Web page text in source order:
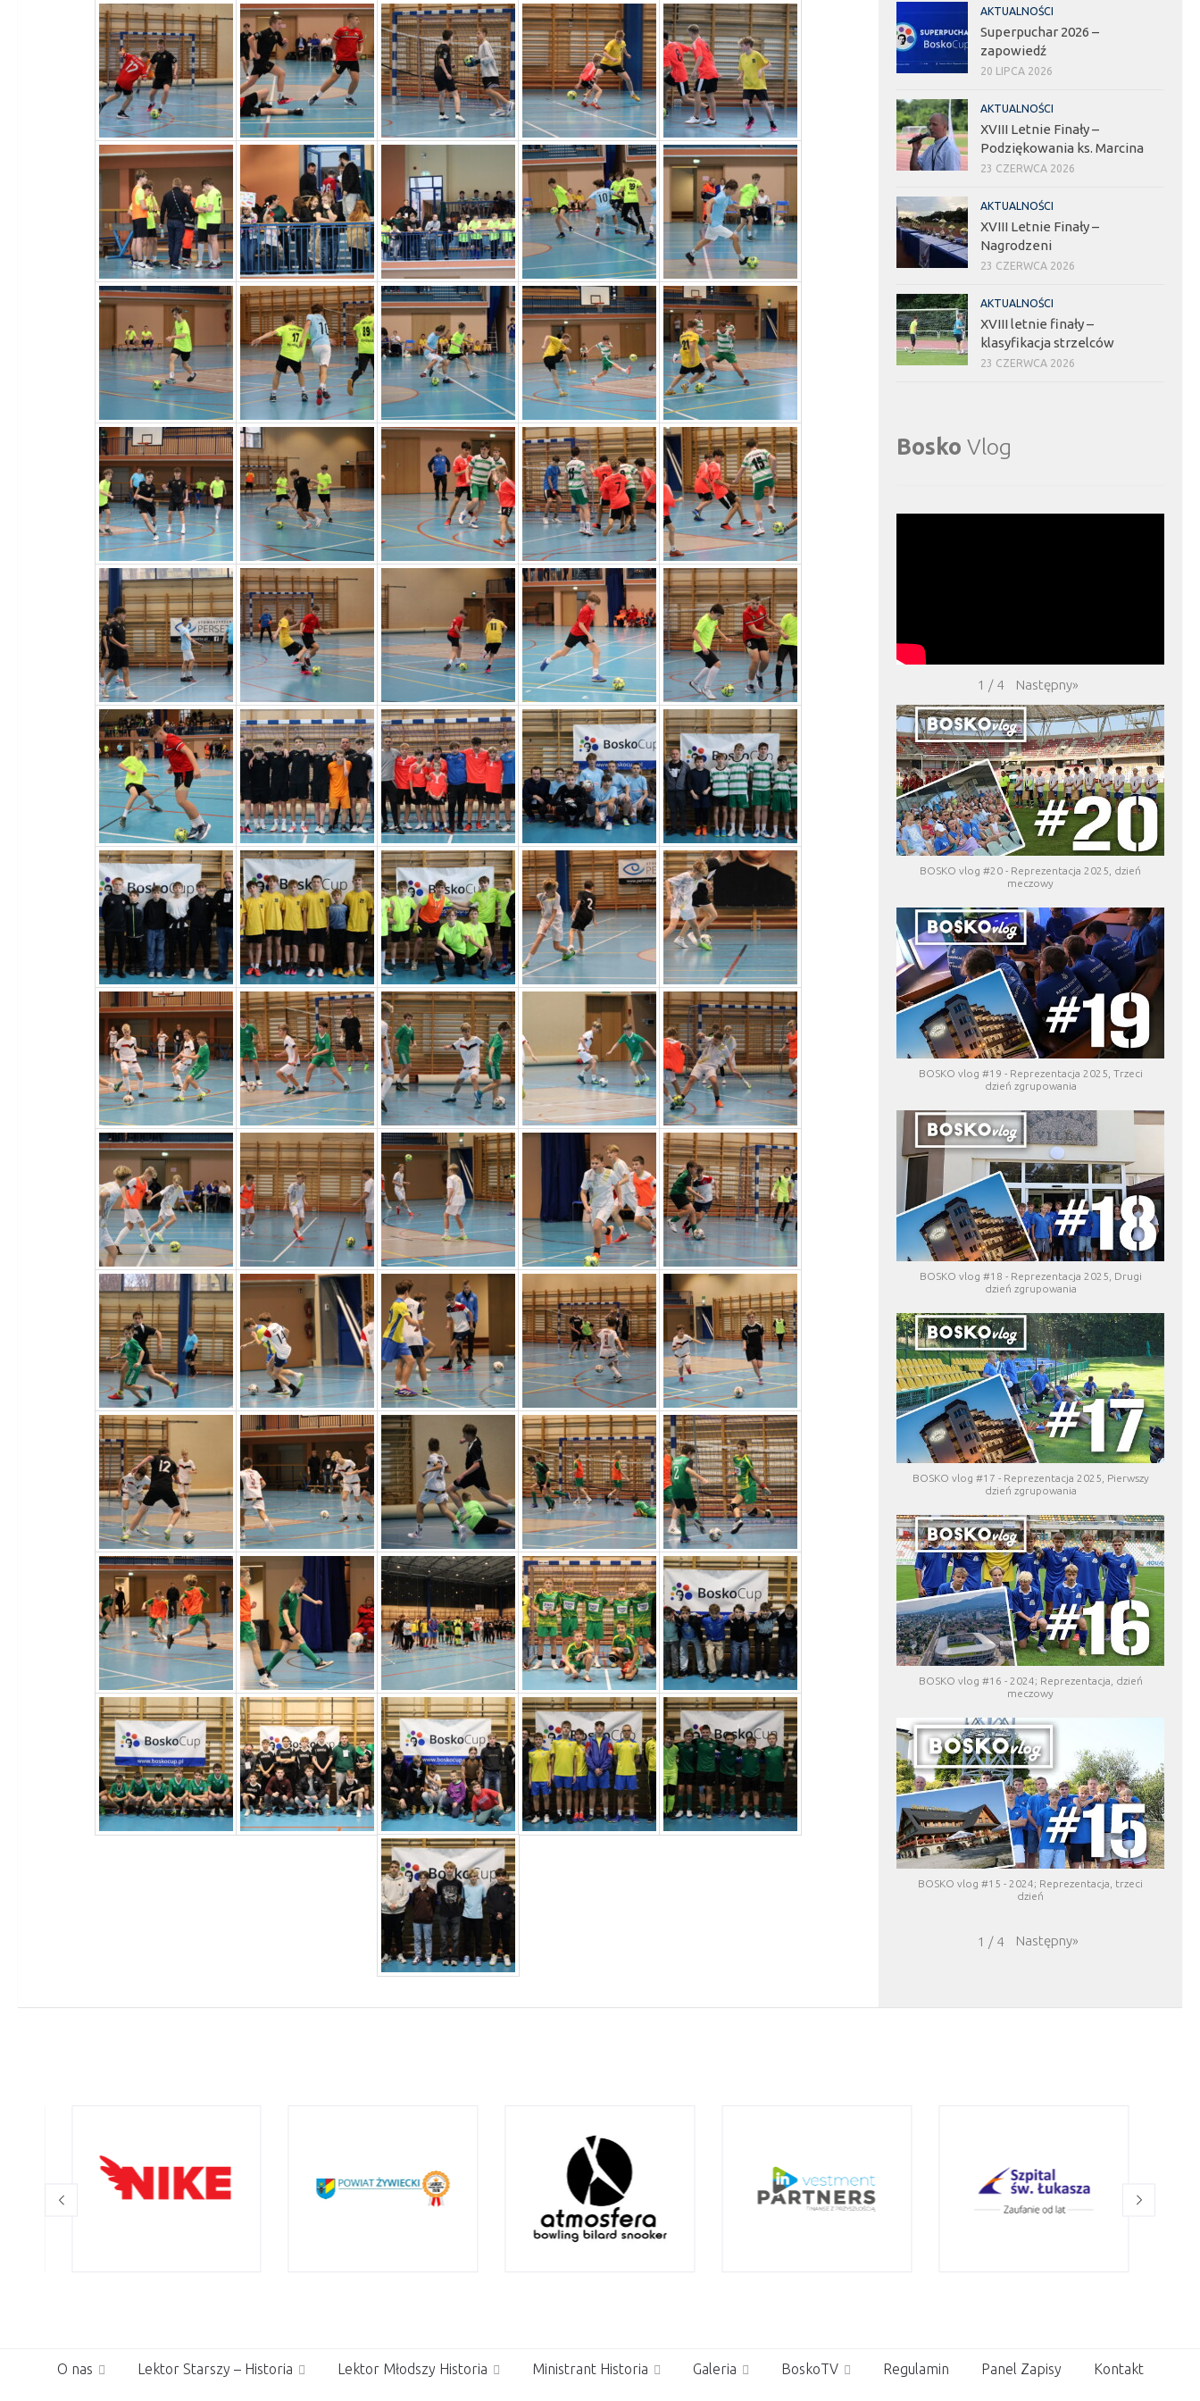
AKTUALNOŚCI
Superpuchar 2026 –
zapowiedź
20 LIPCA 2026
AKTUALNOŚCI
XVIII Letnie Finały –
Podziękowania ks. Marcina
23 CZERWCA 2026
AKTUALNOŚCI
XVIII Letnie Finały –
Nagrodzeni
23 CZERWCA 2026
AKTUALNOŚCI
XVIII letnie finały –
klasyfikacja strzelców
23 CZERWCA 2026
Bosko Vlog
1 / 4 Następny»
BOSKO vlog #20 - Reprezentacja 2025, dzień
meczowy
BOSKO vlog #19 - Reprezentacja 2025, Trzeci
dzień zgrupowania
BOSKO vlog #18 - Reprezentacja 2025, Drugi
dzień zgrupowania
BOSKO vlog #17 - Reprezentacja 2025, Pierwszy
dzień zgrupowania
BOSKO vlog #16 - 2024; Reprezentacja, dzień
meczowy
BOSKO vlog #15 - 2024; Reprezentacja, trzeci
dzień
1 / 4 Następny»
O nas Lektor Starszy – Historia Lektor Młodszy Historia Ministrant Historia Galeria BoskoTV Regulamin Panel Zapisy Kontakt